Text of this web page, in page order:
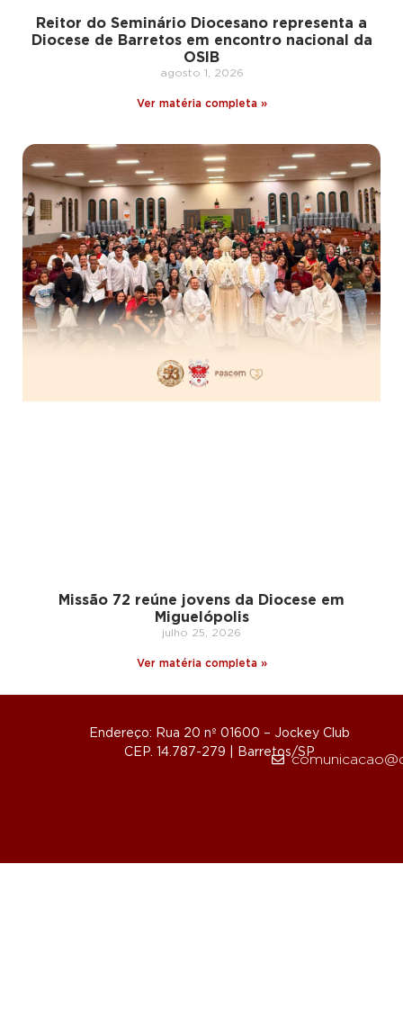
Reitor do Seminário Diocesano representa a
Diocese de Barretos em encontro nacional da
OSIB
agosto 1, 2026
Ver matéria completa »
Missão 72 reúne jovens da Diocese em
Miguelópolis
julho 25, 2026
Ver matéria completa »
Endereço: Rua 20 nº 01600 – Jockey Club
CEP. 14.787-279 | Barretos/SP